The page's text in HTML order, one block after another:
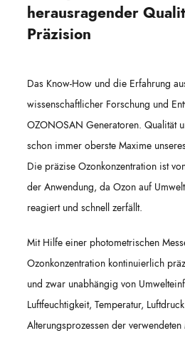
herausragender
Präzision
Das Know-How und die Erfahrung
wissenschaftlicher Forschung und
OZONOSAN Generatoren. Qualität
schon immer oberste Maxime
Die präzise Ozonkonzentration ist
der Anwendung, da Ozon auf
reagiert und schnell zerfällt.
Mit Hilfe einer photometrischen
Ozonkonzentration kontinuierlich
und zwar unabhängig von
Luftfeuchtigkeit, Temperatur,
Alterungsprozessen der